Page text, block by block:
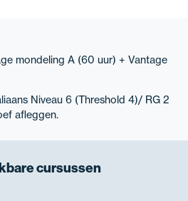
mondeling A (60 uur) + Vantage
Niveau 6 (Threshold 4)/ RG 2
afleggen.
cursussen